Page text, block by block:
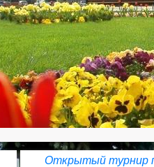
Открытый турнир